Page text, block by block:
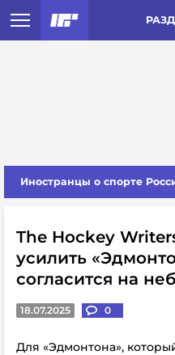
Иностранцы о спорте
The Hockey
усилить
согласится на
18.07.2025 0
Для «Эдмонтона»,